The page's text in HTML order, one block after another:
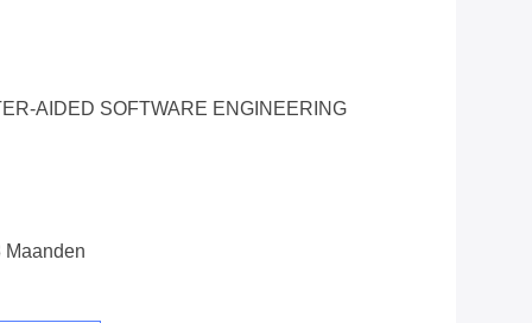
AIDED SOFTWARE ENGINEERING
Maanden